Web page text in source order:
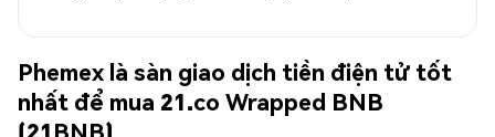
Phemex là sàn giao dịch tiền điện tử tốt
nhất để mua 21.co Wrapped BNB